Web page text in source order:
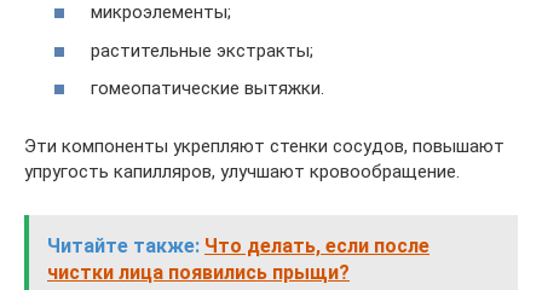
микроэлементы;
растительные экстракты;
гомеопатические вытяжки.
Эти компоненты укрепляют стенки сосудов, повышают
упругость капилляров, улучшают кровообращение.
Читайте также: Что делать, если после
чистки лица появились прыщи?